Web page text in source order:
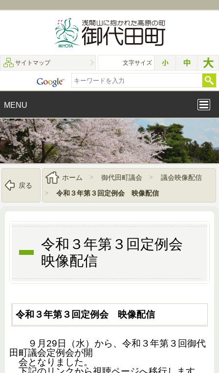
サイトマップ 文字サイズ
MENU
戻る
ホーム 御代田町議会
議会映像配信
令和３年第３回定例会 映像配信
令和３年第３回定例会
映像配信
令和３年第３回定例会 映像配信
９月29日（水）から、令和３年第３回御代
田町議会定例会が開
会となりました。